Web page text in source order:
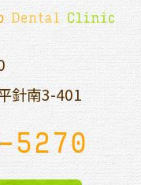
針南3-401